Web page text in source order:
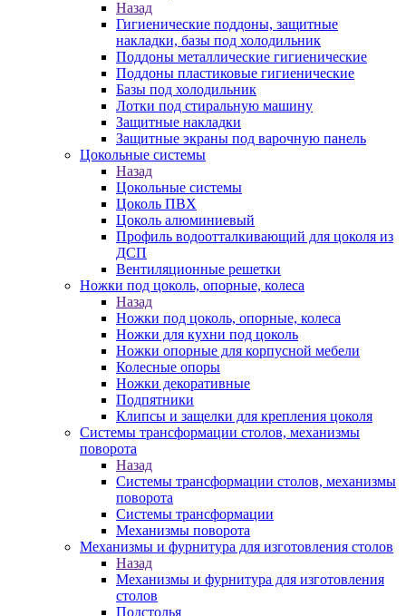
Назад
Гигиенические поддоны, защитные
накладки, базы под холодильник
Поддоны металлические гигиенические
Поддоны пластиковые гигиенические
Базы под холодильник
Лотки под стиральную машину
Защитные накладки
Защитные экраны под варочную панель
Цокольные системы
Назад
Цокольные системы
Цоколь ПВХ
Цоколь алюминиевый
Профиль водоотталкивающий для цоколя из
ДСП
Вентиляционные решетки
Ножки под цоколь, опорные, колеса
Назад
Ножки под цоколь, опорные, колеса
Ножки для кухни под цоколь
Ножки опорные для корпусной мебели
Колесные опоры
Ножки декоративные
Подпятники
Клипсы и защелки для крепления цоколя
Системы трансформации столов, механизмы
поворота
Назад
Системы трансформации столов, механизмы
поворота
Системы трансформации
Механизмы поворота
Механизмы и фурнитура для изготовления столов
Назад
Механизмы и фурнитура для изготовления
столов
Подстолья